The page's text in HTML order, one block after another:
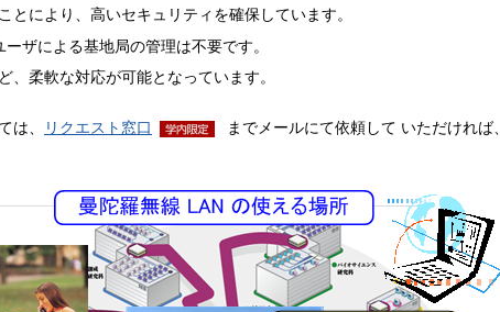
により、高いセキュリティを確保しています。
ザによる基地局の管理は不要です。
柔軟な対応が可能となっています。
、 リクエスト窓口
までメールにて依頼して いただけれ